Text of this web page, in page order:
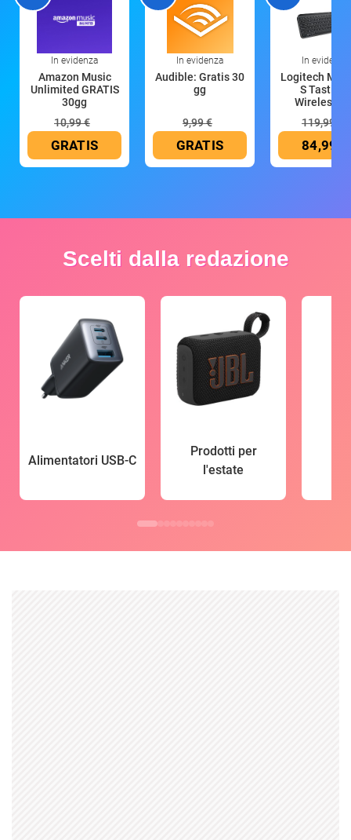
In evidenza
Amazon Music
Unlimited GRATIS
30gg
10,99 €
GRATIS
In evidenza
Audible: Gratis 30
gg
9,99 €
GRATIS
In evidenza
Logitech MX
S Tastiera
Wireless
119,99 €
84,99 €
Scelti dalla redazione
Alimentatori USB-C
Prodotti per
l'estate